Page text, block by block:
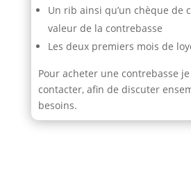
Un rib ainsi qu’un chèque de
valeur de la contrebasse
Les deux premiers mois de
Pour acheter une contrebasse
contacter, afin de discuter
besoins.